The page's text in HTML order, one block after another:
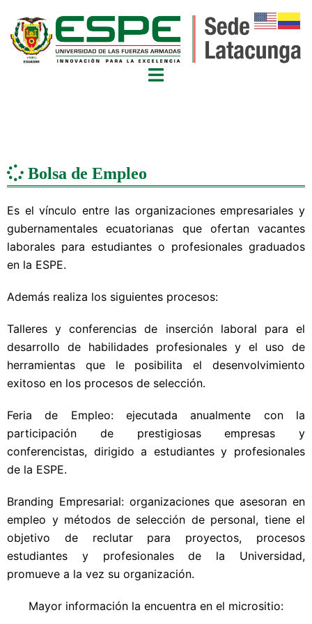
Bolsa de Empleo
Es el vínculo entre las organizaciones empresariales y
gubernamentales ecuatorianas que ofertan vacantes
laborales para estudiantes o profesionales graduados
en la ESPE.
Además realiza los siguientes procesos:
Talleres y conferencias de inserción laboral para el
desarrollo de habilidades profesionales y el uso de
herramientas que le posibilita el desenvolvimiento
exitoso en los procesos de selección.
Feria de Empleo: ejecutada anualmente con la
participación de prestigiosas empresas y
conferencistas, dirigido a estudiantes y profesionales
de la ESPE.
Branding Empresarial: organizaciones que asesoran en
empleo y métodos de selección de personal, tiene el
objetivo de reclutar para proyectos, procesos
estudiantes y profesionales de la Universidad,
promueve a la vez su organización.
Mayor información la encuentra en el micrositio: